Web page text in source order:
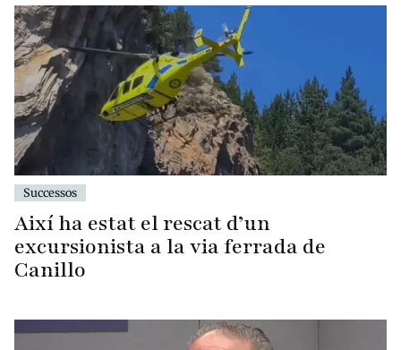
Successos
Així ha estat el rescat d’un
excursionista a la via ferrada de
Canillo